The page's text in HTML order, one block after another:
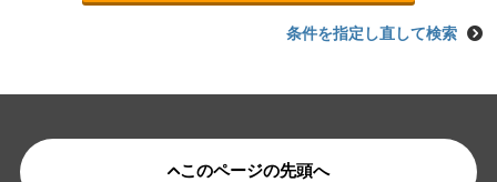
条件を指定し直して検索
このページの先頭へ